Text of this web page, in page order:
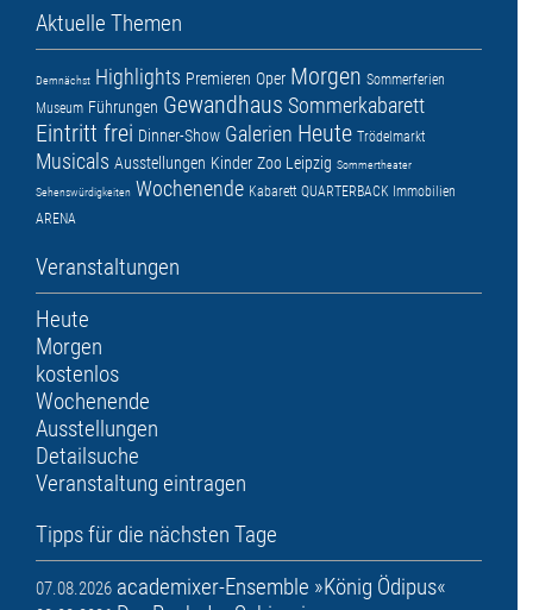
Aktuelle Themen
Demnächst Highlights Premieren Oper Morgen Sommerferien
Museum Führungen Gewandhaus Sommerkabarett
Eintritt frei Dinner-Show Galerien Heute Trödelmarkt
Musicals Ausstellungen Kinder Zoo Leipzig Sommertheater
Sehenswürdigkeiten Wochenende Kabarett QUARTERBACK Immobilien
ARENA
Veranstaltungen
Heute
Morgen
kostenlos
Wochenende
Ausstellungen
Detailsuche
Veranstaltung eintragen
Tipps für die nächsten Tage
07.08.2026 academixer-Ensemble »König Ödipus«